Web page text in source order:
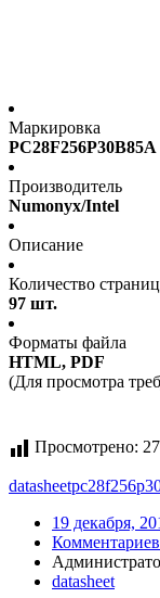
Маркировка
PC28F256P30B85A
Производитель
Numonyx/Intel
Описание
Количество страниц
97 шт.
Форматы файла
HTML, PDF
(Для просмотра
Просмотрено:
datasheet
19 декабря,
datasheet